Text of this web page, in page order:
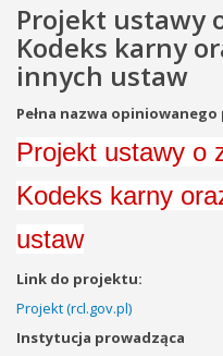
Projekt ustawy
Kodeks karny
innych ustaw
Pełna nazwa
Projekt ustawy o
Kodeks karny
ustaw
Link do projektu:
Projekt (rcl.gov.pl)
Instytucja prowadząca